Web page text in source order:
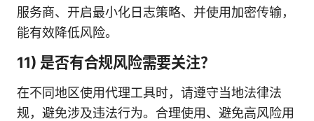
服务商、开启最小化日志策略、并使用加密传输，
能有效降低风险。
11) 是否有合规风险需要关注？
在不同地区使用代理工具时，请遵守当地法律法
规，避免涉及违法行为。合理使用、避免高风险用